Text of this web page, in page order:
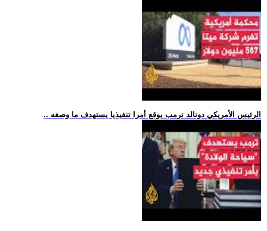
.. الرئيس الأمريكي دونالد ترمب يوقع أمرا تنفيذيا يستهدف ما وصفه